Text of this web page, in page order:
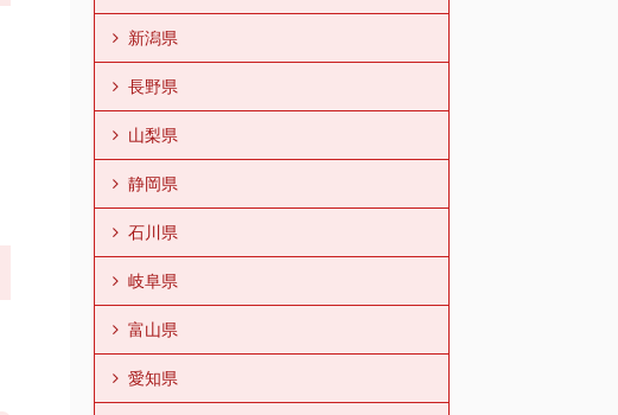
新潟県
長野県
山梨県
静岡県
石川県
岐阜県
富山県
愛知県